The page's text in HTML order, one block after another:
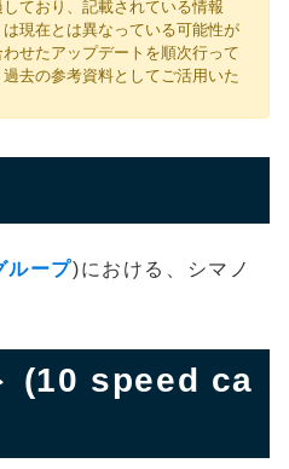
ており、記載されている情報
は現在とは異なっている可能性が
せたアップデートを順次行って
去の参考資料としてご活用いた
ループ)における、シマノ
(10 speed ca